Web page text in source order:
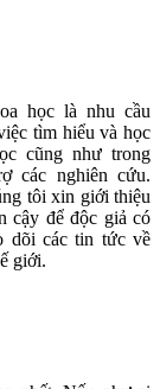
học là nhu cầu
tìm hiểu và học
cũng như trong
các nghiên cứu.
tôi xin giới thiệu
cậy để độc giả có
dõi các tin tức về
giới.